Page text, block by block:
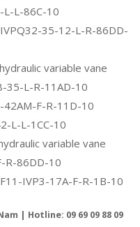
L-L-86C-10
35-12-L-R-86DD-
variable vane
35-L-R-11AD-10
42AM-F-R-11D-10
L-L-1CC-10
variable vane
R-86DD-10
IVP3-17A-F-R-1B-10
| Hotline: 09 69 09 88 09